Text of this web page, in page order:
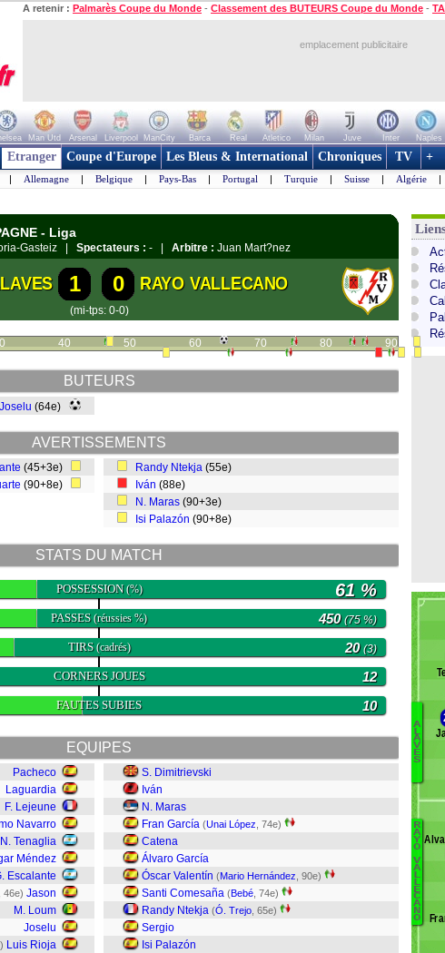
A retenir : Palmarès Coupe du Monde - Classement des BUTEURS Coupe du Monde -
emplacement publicitaire
Man Utd Arsenal Liverpool ManCity Barca Real Atletico Milan Juve Inter Naples
Etranger Coupe d'Europe Les Bleus & International Chroniques TV +
| Allemagne | Belgique | Pays-Bas | Portugal | Turquie | Suisse | Algérie |
- Liga
Gasteiz | Spectateurs : - | Arbitre : Juan Mart?nez
1 0 RAYO VALLECANO
(mi-tps: 0-0)
40 50 60 70 80 90
BUTEURS
Joselu (64e)
AVERTISSEMENTS
(45+3e)
(90+8e)
Randy Ntekja (55e)
Iván (88e)
N. Maras (90+3e)
Isi Palazón (90+8e)
STATS DU MATCH
POSSESSION(%) 61 %
PASSES(réussies %) 450(75 %)
TIRS(cadrés) 20(3)
CORNERS JOUES 12
FAUTES SUBIES 10
EQUIPES
Pacheco
Laguardia
F. Lejeune
Navarro
N. Tenaglia
Méndez
Escalante
, 46e) Jason
M. Loum
Joselu
Luis Rioja
S. Dimitrievski
Iván
N. Maras
Fran García (Unai López , 74e)
Catena
Álvaro García
Óscar Valentín (Mario Hernández , 90e)
Santi Comesaña (Bebé , 74e)
Randy Ntekja (Ó. Trejo , 65e)
Sergio
Isi Palazón
A
L
A
V
E
S
R
A
Y
O
V
A
L
L
E
C
A
N
O